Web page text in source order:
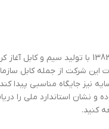
سیم و کابل ابهر آرین فعالیت خود را
این شرکت از جمله کابل
نیز جایگاه مناسبی پیدا
و نشان استاندارد ملی
کنید.